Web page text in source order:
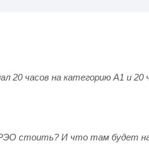
20 часов на категорию А1 и 20
стоить? И что там будет